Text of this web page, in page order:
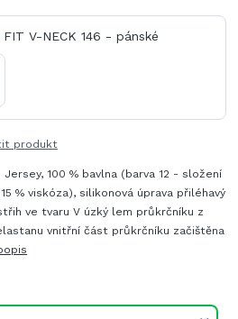
produkt
100 % bavlna (barva 12 - složení
% viskóza), silikonová úprava přiléhavý
ve tvaru V úzký lem průkrčníku z
vnitřní část průkrčníku začištěna